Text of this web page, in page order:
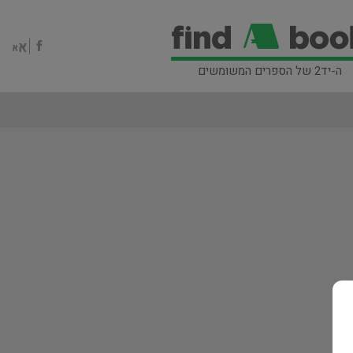
ה-יד2 של הספרים המשומשים